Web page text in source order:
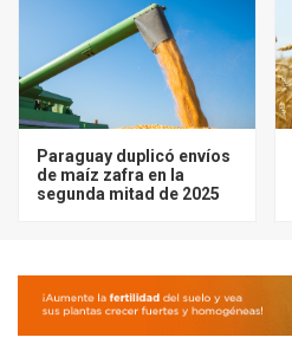
Paraguay duplicó envíos
de maíz zafra en la
segunda mitad de 2025